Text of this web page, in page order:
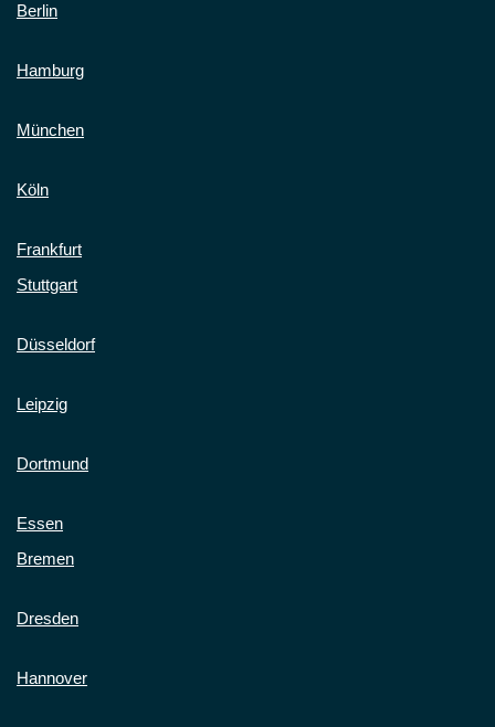
Berlin
Hamburg
München
Köln
Frankfurt
Stuttgart
Düsseldorf
Leipzig
Dortmund
Essen
Bremen
Dresden
Hannover